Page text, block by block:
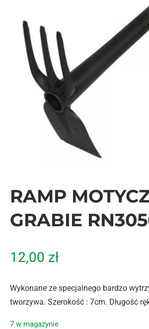
RAMP
GRABIE
12,00 zł
Wykonane ze specjalnego bardzo
tworzywa. Szerokość : 7cm. Długość
7 w magazynie